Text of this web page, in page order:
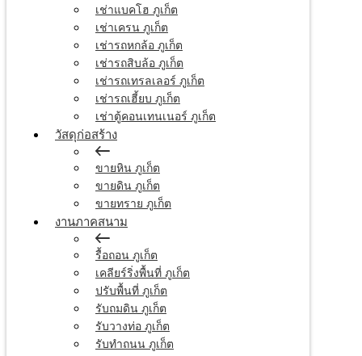
เช่าแบคโฮ ภูเก็ต
เช่าเครน ภูเก็ต
เช่ารถหกล้อ ภูเก็ต
เช่ารถสิบล้อ ภูเก็ต
เช่ารถเทรลเลอร์ ภูเก็ต
เช่ารถเฮี้ยบ ภูเก็ต
เช่าตู้คอนเทนเนอร์ ภูเก็ต
วัสดุก่อสร้าง
ขายหิน ภูเก็ต
ขายดิน ภูเก็ต
ขายทราย ภูเก็ต
งานภาคสนาม
รื้อถอน ภูเก็ต
เคลียร์ริ่งพื้นที่ ภูเก็ต
ปรับพื้นที่ ภูเก็ต
รับถมดิน ภูเก็ต
รับวางท่อ ภูเก็ต
รับทำถนน ภูเก็ต